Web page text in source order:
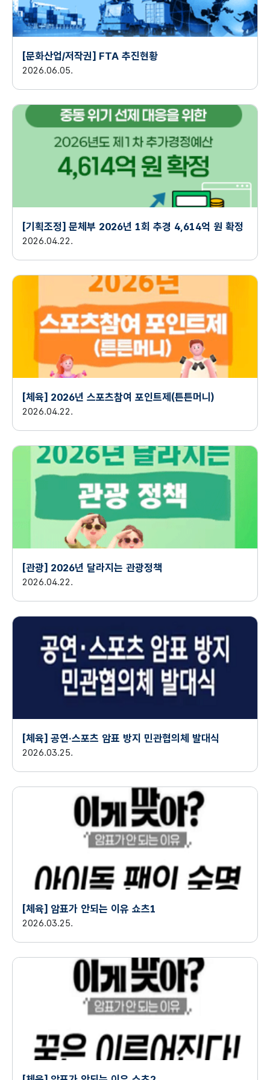
[문화산업/저작권] FTA 추진현황
2026.06.05.
[기획조정] 문체부 2026년 1회 추경 4,614억 원 확정
2026.04.22.
[체육] 2026년 스포츠참여 포인트제(튼튼머니)
2026.04.22.
[관광] 2026년 달라지는 관광정책
2026.04.22.
[체육] 공연·스포츠 암표 방지 민관협의체 발대식
2026.03.25.
[체육] 암표가 안되는 이유 쇼츠1
2026.03.25.